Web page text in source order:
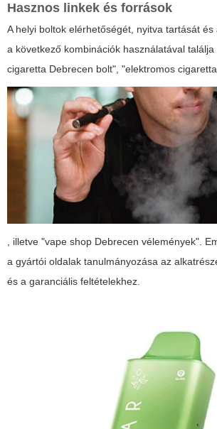
Hasznos linkek és források
A helyi boltok elérhetőségét, nyitva tartását
a következő kombinációk használatával találja
cigaretta Debrecen bolt", "elektromos
, illetve "vape shop Debrecen vélemények" .
a gyártói oldalak tanulmányozása az
és a garanciális feltételekhez.